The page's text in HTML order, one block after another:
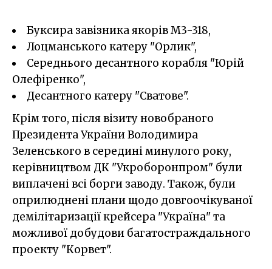
Буксира завізника якорів М3-318,
Лоцманського катеру "Орлик",
Середнього десантного корабля "Юрій
Олефіренко",
Десантного катеру "Сватове".
Крім того, після візиту новобраного
Президента України Володимира
Зеленського в середині минулого року,
керівництвом ДК "Укроборонпром" були
виплачені всі борги заводу. Також, були
оприлюднені плани щодо довгоочікуваної
демілітаризації крейсера "Україна" та
можливої добудови багатостраждального
проекту "Корвет".